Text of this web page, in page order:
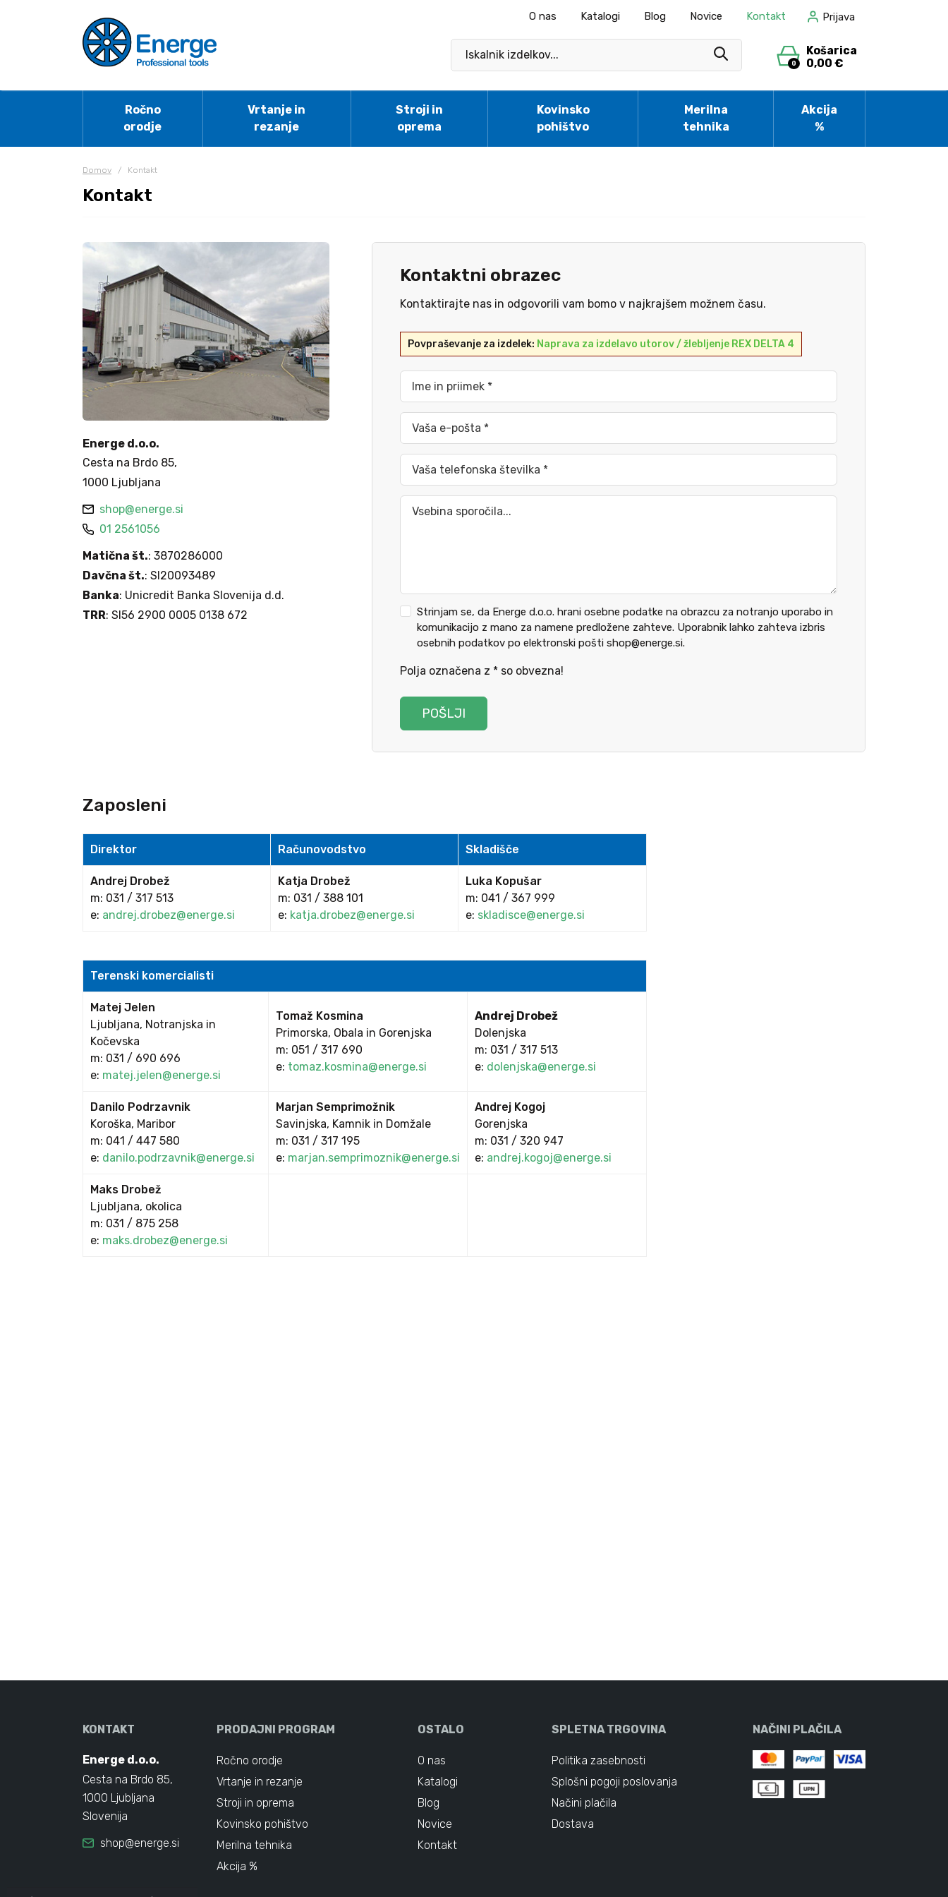
O nas Katalogi Blog Novice Kontakt Prijava
0
Košarica
0,00 €
Ročno
orodje
Vrtanje in
rezanje
Stroji in
oprema
Kovinsko
pohištvo
Merilna
tehnika
Akcija
%
Domov / Kontakt
Kontakt
Energe d.o.o.
Cesta na Brdo 85,
1000 Ljubljana
shop@energe.si
01 2561056
Matična št.: 3870286000
Davčna št.: SI20093489
Banka: Unicredit Banka Slovenija d.d.
TRR: SI56 2900 0005 0138 672
Kontaktni obrazec
Kontaktirajte nas in odgovorili vam bomo v najkrajšem možnem času.
Povpraševanje za izdelek: Naprava za izdelavo utorov / žlebljenje REX DELTA 4
Ime in priimek *
Vaša e-pošta *
Vaša telefonska številka *
Vsebina sporočila...
Strinjam se, da Energe d.o.o. hrani osebne podatke na obrazcu za notranjo uporabo in
komunikacijo z mano za namene predložene zahteve. Uporabnik lahko zahteva izbris
osebnih podatkov po elektronski pošti shop@energe.si.
Polja označena z * so obvezna!
Zaposleni
Direktor Računovodstvo Skladišče
Andrej Drobež
m: 031 / 317 513
e: andrej.drobez@energe.si
Katja Drobež
m: 031 / 388 101
e: katja.drobez@energe.si
Luka Kopušar
m: 041 / 367 999
e: skladisce@energe.si
Terenski komercialisti
Matej Jelen
Ljubljana, Notranjska in
Kočevska
m: 031 / 690 696
e: matej.jelen@energe.si
Tomaž Kosmina
Primorska, Obala in Gorenjska
m: 051 / 317 690
e: tomaz.kosmina@energe.si
Andrej Drobež
Dolenjska
m: 031 / 317 513
e: dolenjska@energe.si
Danilo Podrzavnik
Koroška, Maribor
m: 041 / 447 580
e: danilo.podrzavnik@energe.si
Marjan Semprimožnik
Savinjska, Kamnik in Domžale
m: 031 / 317 195
e: marjan.semprimoznik@energe.si
Andrej Kogoj
Gorenjska
m: 031 / 320 947
e: andrej.kogoj@energe.si
Maks Drobež
Ljubljana, okolica
m: 031 / 875 258
e: maks.drobez@energe.si
KONTAKT
Energe d.o.o.
Cesta na Brdo 85,
1000 Ljubljana
Slovenija
shop@energe.si
PRODAJNI PROGRAM
Ročno orodje
Vrtanje in rezanje
Stroji in oprema
Kovinsko pohištvo
Merilna tehnika
Akcija %
OSTALO
O nas
Katalogi
Blog
Novice
Kontakt
SPLETNA TRGOVINA
Politika zasebnosti
Splošni pogoji poslovanja
Načini plačila
Dostava
NAČINI PLAČILA